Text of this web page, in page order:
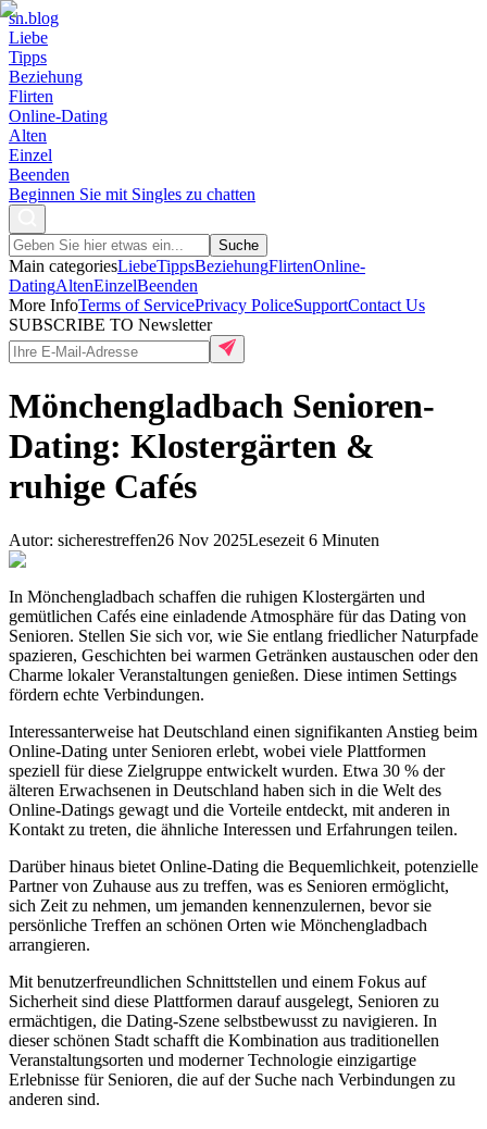
sn.blog
Liebe
Tipps
Beziehung
Flirten
Online-Dating
Alten
Einzel
Beenden
Beginnen Sie mit Singles zu chatten
Suche
Main categoriesLiebeTippsBeziehungFlirtenOnline-
DatingAltenEinzelBeenden
More InfoTerms of ServicePrivacy PoliceSupportContact Us
SUBSCRIBE TO Newsletter
Mönchengladbach Senioren-
Dating: Klostergärten &
ruhige Cafés
Autor: sicherestreffen26 Nov 2025Lesezeit 6 Minuten
In Mönchengladbach schaffen die ruhigen Klostergärten und
gemütlichen Cafés eine einladende Atmosphäre für das Dating von
Senioren. Stellen Sie sich vor, wie Sie entlang friedlicher Naturpfade
spazieren, Geschichten bei warmen Getränken austauschen oder den
Charme lokaler Veranstaltungen genießen. Diese intimen Settings
fördern echte Verbindungen.
Interessanterweise hat Deutschland einen signifikanten Anstieg beim
Online-Dating unter Senioren erlebt, wobei viele Plattformen
speziell für diese Zielgruppe entwickelt wurden. Etwa 30 % der
älteren Erwachsenen in Deutschland haben sich in die Welt des
Online-Datings gewagt und die Vorteile entdeckt, mit anderen in
Kontakt zu treten, die ähnliche Interessen und Erfahrungen teilen.
Darüber hinaus bietet Online-Dating die Bequemlichkeit, potenzielle
Partner von Zuhause aus zu treffen, was es Senioren ermöglicht,
sich Zeit zu nehmen, um jemanden kennenzulernen, bevor sie
persönliche Treffen an schönen Orten wie Mönchengladbach
arrangieren.
Mit benutzerfreundlichen Schnittstellen und einem Fokus auf
Sicherheit sind diese Plattformen darauf ausgelegt, Senioren zu
ermächtigen, die Dating-Szene selbstbewusst zu navigieren. In
dieser schönen Stadt schafft die Kombination aus traditionellen
Veranstaltungsorten und moderner Technologie einzigartige
Erlebnisse für Senioren, die auf der Suche nach Verbindungen zu
anderen sind.